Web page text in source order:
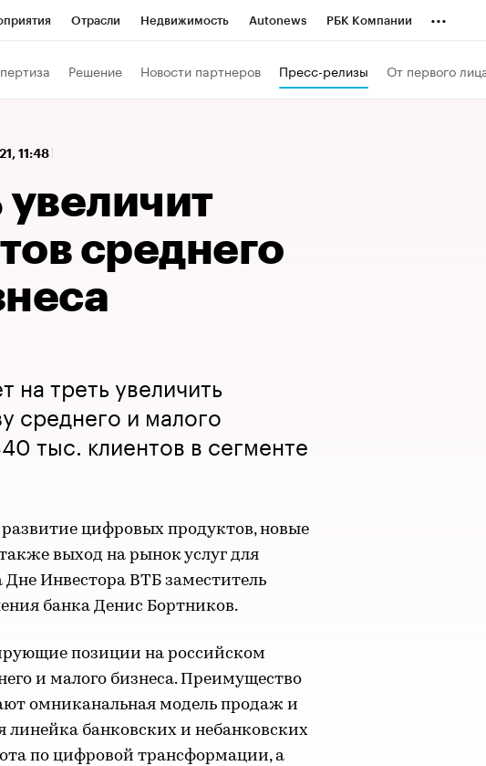
Отрасли Недвижимость Autonews РБК Компании ...
Решение Новости партнеров Пресс-релизы От первого
11:48
увеличит
среднего
на треть увеличить
среднего и малого
тыс. клиентов в сегменте
цифровых продуктов, новые
выход на рынок услуг для
Инвестора ВТБ заместитель
банка Денис Бортников.
позиции на российском
и малого бизнеса. Преимущество
омниканальная модель продаж и
банковских и небанковских
по цифровой трансформации, а